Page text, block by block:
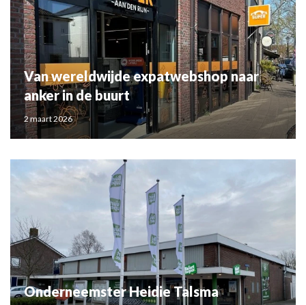
Van wereldwijde expatwebshop naar
anker in de buurt
2 maart 2026
Onderneemster Heidie Talsma